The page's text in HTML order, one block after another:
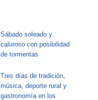
Sábado soleado y
caluroso con posibilidad
de tormentas
Tres días de tradición,
música, deporte rural y
gastronomía en los